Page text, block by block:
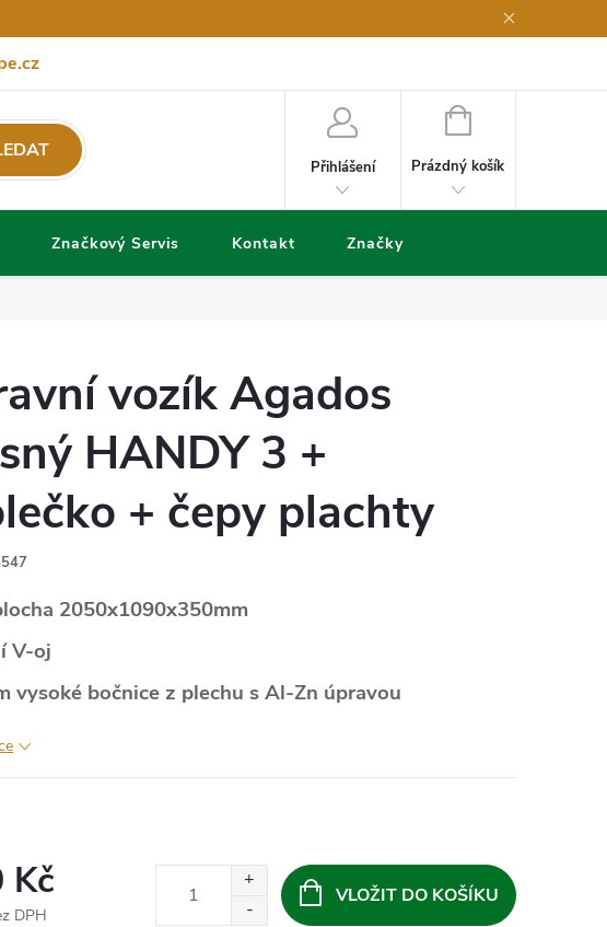
Přihlášení
NÁKUPNÍ
Prázdný košík
Značkový Servis Kontakt Značky
vozík Agados
HANDY 3 +
+ čepy plachty
2050x1090x350mm
V-oj
vysoké bočnice z plechu s Al-Zn úpravou
Kč
DPH
VLOŽIT DO KOŠÍKU